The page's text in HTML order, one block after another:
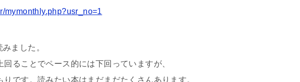
mymonthly.php?usr_no=1
ました。
ることでペース的には下回っていますが、
です。読みたい本はまだまだたくさんあります。